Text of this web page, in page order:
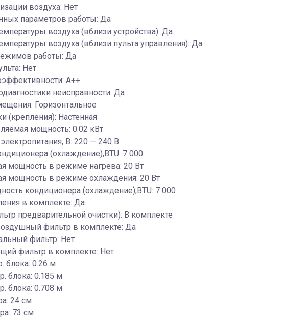
воздуха: Нет
параметров работы: Да
воздуха (вблизи устройства): Да
воздуха (вблизи пульта управления): Да
работы: Да
Нет
A++
неисправности: Да
Горизонтальное
(крепления): Настенная
мощность: 0.02 кВт
В: 220 — 240 В
(охлаждение),BTU: 7 000
мощность в режиме нагрева: 20 Вт
мощность в режиме охлаждения: 20 Вт
кондиционера (охлаждение),BTU: 7 000
в комплекте: Да
предварительной очистки): В комплекте
фильтр в комплекте: Да
фильтр: Нет
фильтр в комплекте: Нет
блока: 0.26 м
блока: 0.185 м
блока: 0.708 м
24 см
73 см